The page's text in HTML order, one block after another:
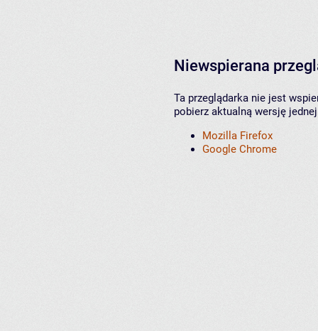
Niewspierana
Ta przeglądarka nie jest
pobierz aktualną wersję
Mozilla Firefox
Google Chrome